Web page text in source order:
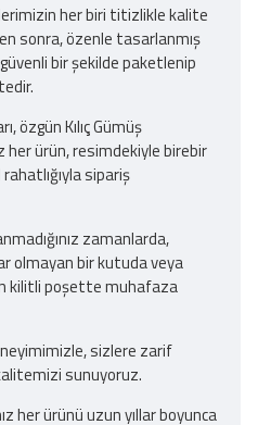
her biri titizlikle kalite
sonra, özenle tasarlanmış
güvenli bir şekilde paketlenip
özgün Kılıç Gümüş
her ürün, resimdekiyle birebir
rahatlığıyla sipariş
zamanlarda,
olmayan bir kutuda veya
kilitli poşette muhafaza
sizlere zarif
sunuyoruz.
her ürünü uzun yıllar boyunca